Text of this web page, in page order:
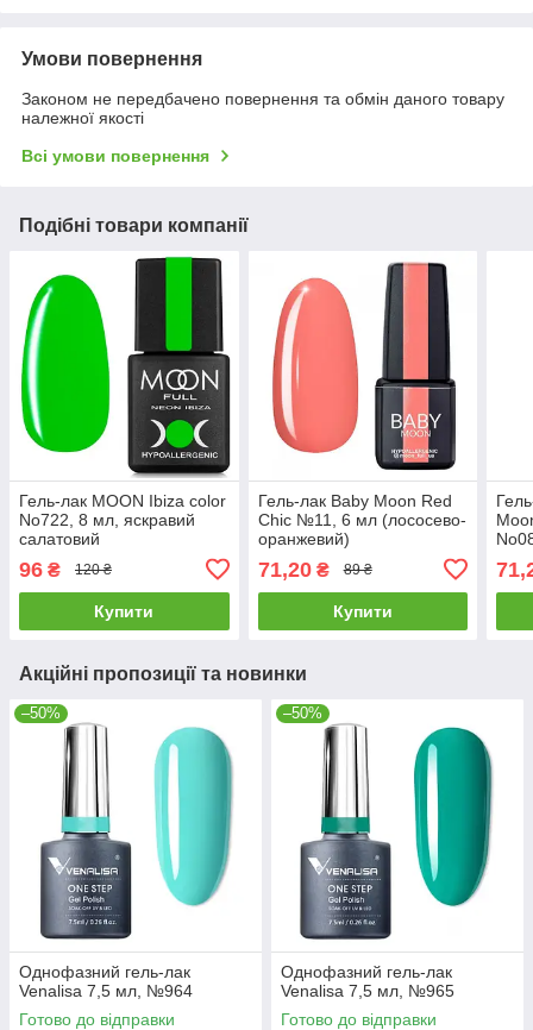
Умови повернення
Законом не передбачено повернення та обмін даного товару
належної якості
Всі умови повернення
Подібні товари компанії
Гель-лак MOON Ibiza color
No722, 8 мл, яскравий
салатовий
96 ₴ 120 ₴
Купити
Гель-лак Baby Moon Red
Chic №11, 6 мл (лососево-
оранжевий)
71,20₴ 89 ₴
Купити
Акційні пропозиції та новинки
–50%
Однофазний гель-лак
Venalisa 7,5 мл, №964
Готово до відправки
–50%
Однофазний гель-лак
Venalisa 7,5 мл, №965
Готово до відправки